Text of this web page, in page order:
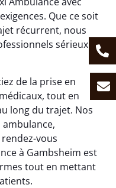
Que ce soit
récurrent, nous
sérieux à
de la prise en
tout en
long du trajet. Nos
vous
à Gambsheim est
tout en mettant